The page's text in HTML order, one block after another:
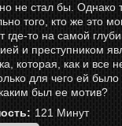
не стал бы. Однако
того, кто же это
где-то на самой
и преступником
которая, как и все
для чего ей
был ее мотив?
121 Минут